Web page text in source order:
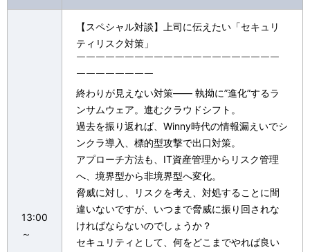
13:00
～
【スペシャル対談】上司に伝えたい「セキュリ
ティリスク対策」
￣￣￣￣￣￣￣￣￣￣￣￣￣￣￣￣￣￣￣￣￣
￣￣￣￣￣￣￣￣
終わりが見えない対策―― 執拗に”進化”するラ
ンサムウェア。進むクラウドシフト。
過去を振り返れば、Winny時代の情報漏えいでシ
ンクラ導入、標的型攻撃で出口対策。
アプローチ方法も、IT資産管理からリスク管理
へ、境界型から非境界型へ変化。
脅威に対し、リスクを考え、対処することに間
違いないですが、いつまで脅威に振り回されな
ければならないのでしょうか？
セキュリティとして、何をどこまでやれば良い